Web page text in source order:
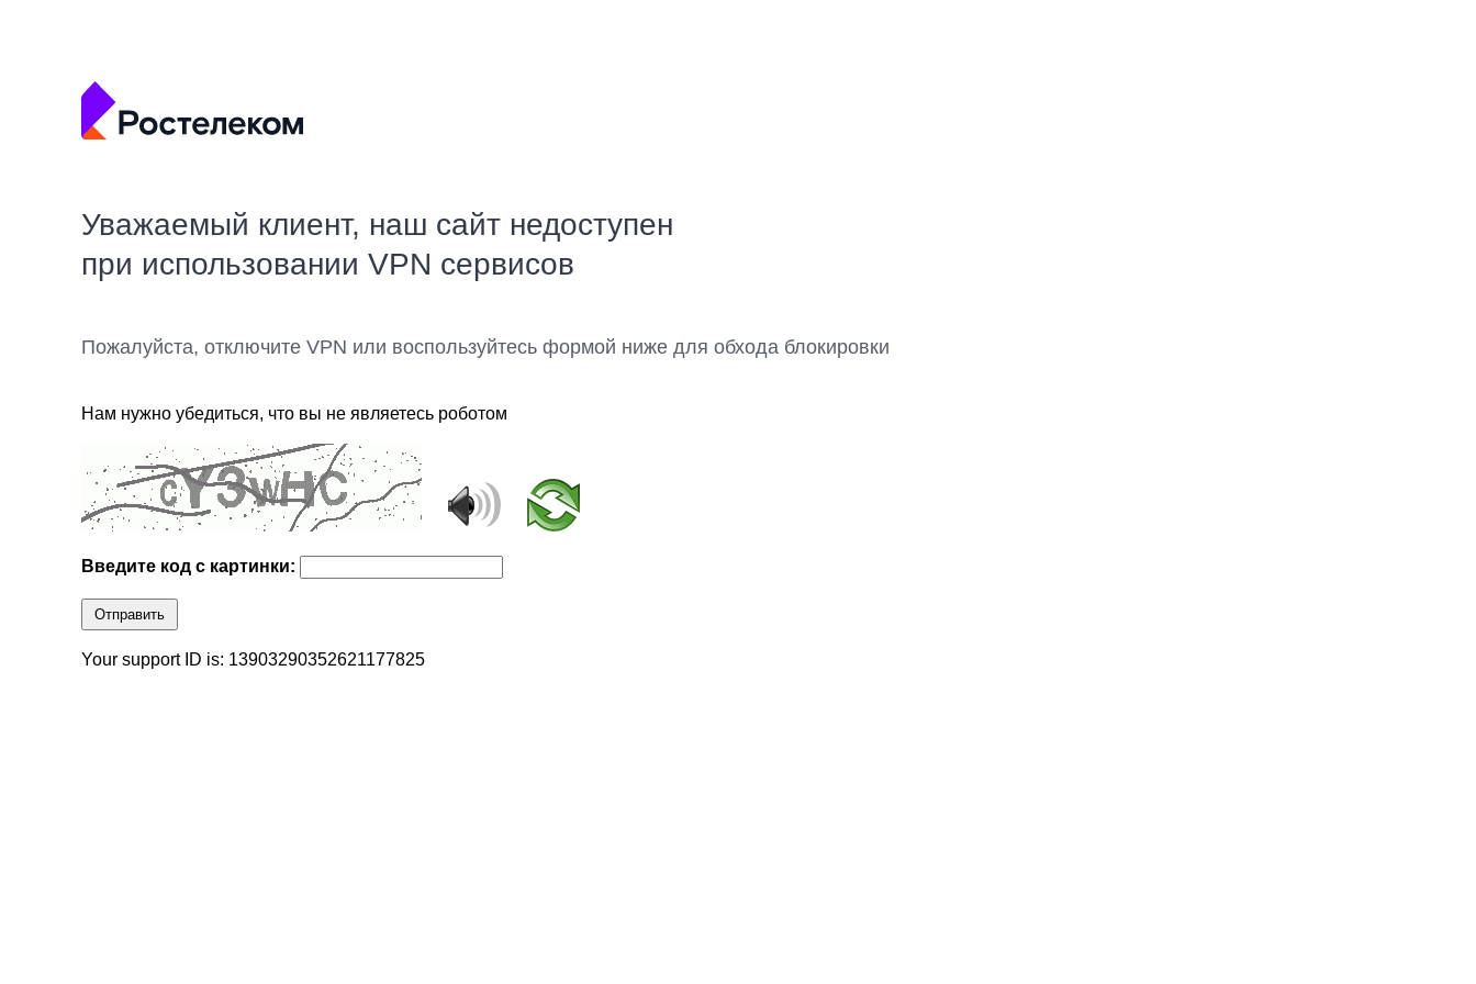
Уважаемый клиент, наш сайт недоступен
при использовании VPN сервисов
Пожалуйста, отключите VPN или воспользуйтесь формой ниже для обхода блокировки
Нам нужно убедиться, что вы не являетесь роботом
Введите код с картинки:
Отправить
Your support ID is: 13903290352621177825